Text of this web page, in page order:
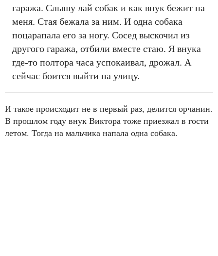
гаража. Слышу лай собак и как внук бежит на
меня. Стая бежала за ним. И одна собака
поцарапала его за ногу. Сосед выскочил из
другого гаража, отбили вместе стаю. Я внука
где-то полтора часа успокаивал, дрожал. А
сейчас боится выйти на улицу.
И такое происходит не в первый раз, делится орчанин.
В прошлом году внук Виктора тоже приезжал в гости
летом. Тогда на мальчика напала одна собака.